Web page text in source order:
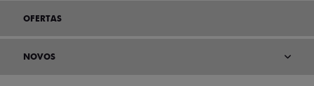
OFERTAS
NOVOS